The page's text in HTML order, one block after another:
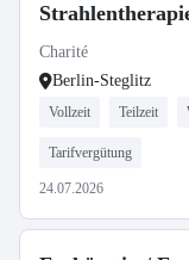
Charité
Berlin-Steglitz
Vollzeit Teilzeit
Tarifvergütung
24.07.2026